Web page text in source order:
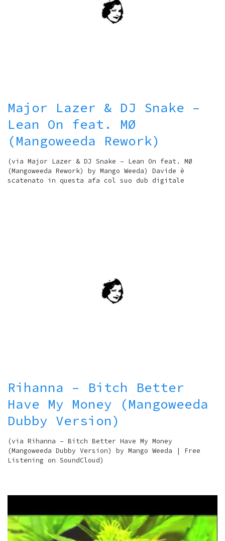
Major Lazer & DJ Snake –
Lean On feat. MØ
(Mangoweeda Rework)
(via Major Lazer & DJ Snake – Lean On feat. MØ
(Mangoweeda Rework) by Mango Weeda) Davide è
scatenato in questa afa col suo dub digitale
Rihanna – Bitch Better
Have My Money (Mangoweeda
Dubby Version)
(via Rihanna – Bitch Better Have My Money
(Mangoweeda Dubby Version) by Mango Weeda | Free
Listening on SoundCloud)